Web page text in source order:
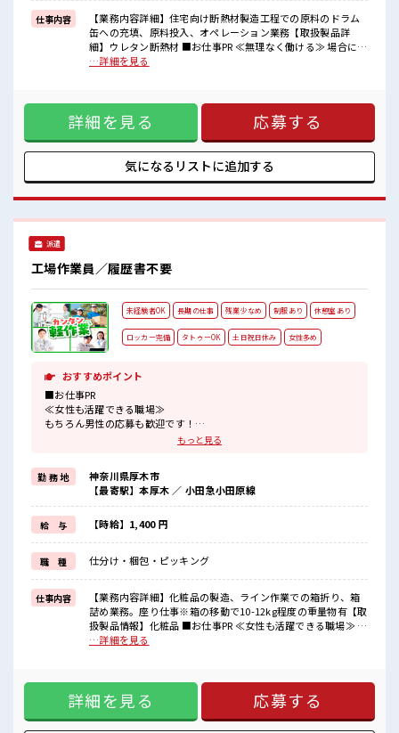
■職場の雰囲気
少人数の職場だから一緒に働く仲間との距離もグッと近い！
20代活躍中のフレッシュな職場です☆
休憩室でホッと一息リフレッシュ！
仕事内容
【業務内容詳細】住宅向け断熱材製造工程での原料のドラム
缶への充填、原料投入、オペレーション業務【取扱製品詳
細】ウレタン断熱材 ■お仕事PR ≪無理なく働ける≫ 場合によ
ってはお願いすることもありますが、 残業はほとんどナシ！
ど自分にもできそう≫ 新しいことにチャレンジするのは不安
だけど、 しっかり働く環境が整っています！ イチからスキル
UP・ステップUP目指していきましょう！ ≪自分に合った期
間で働ける≫ 福利厚生が整った派遣のお仕事です！ ■職場の
雰囲気 少人数の職場だから一緒に働く仲間との距離もグッと
近い！ 20代活躍中のフレッシュな職場です☆ 休憩室でホッと
…詳細を見る
詳細を見る 応募する
気になるリストに追加する
派遣
工場作業員／履歴書不要
未経験者OK 長期の仕事 残業少なめ 制服あり 休憩室あり
ロッカー完備 タトゥーOK 土日祝日休み 女性多め
おすすめポイント
■お仕事PR
≪女性も活躍できる職場≫
もちろん男性の応募も歓迎です！
残業はほとんどナシ！
≪週休2日制≫
週末は家族や友人と一緒にプライベート満喫！
≪機能的な制服アリ≫
制服があるので、
毎日の服装の悩み解消♪
≪未経験の方も大カンゲイ≫
新しいことにチャレンジするのは不安だけど、
しっかり働く環境が整っています！
イチからスキルUP・ステップUP目指していきましょう！
■職場の雰囲気
女性が多い職場ですが男女は問いません！
オンオフの切替もできちゃう！
ロッカーあり！
安心してお仕事に集中♪
もっと見る
勤 務 地
神奈川県厚木市
【最寄駅】本厚木 ／ 小田急小田原線
給 与 【時給】1,400 円
職 種 仕分け・梱包・ピッキング
仕事内容
【業務内容詳細】化粧品の製造、ライン作業での箱折り、箱
詰め業務。座り仕事※箱の移動で10-12kg程度の重量物有【取
扱製品情報】化粧品 ■お仕事PR ≪女性も活躍できる職場≫ も
ちろん男性の応募も歓迎です！ ≪プライベートが充実する≫
ート満喫！ ≪機能的な制服アリ≫ 制服があるので、 毎日の服
装の悩み解消♪ ≪未経験の方も大カンゲイ≫ 新しいことにチ
ャレンジするのは不安だけど、 しっかり働く環境が整ってい
ます！ イチからスキルUP・ステップUP目指していきましょ
…詳細を見る
詳細を見る 応募する